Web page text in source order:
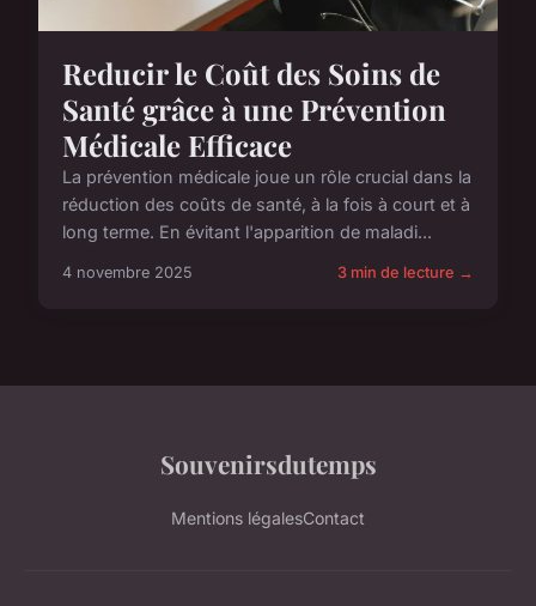
Reducir le Coût des Soins de
Santé grâce à une Prévention
Médicale Efficace
La prévention médicale joue un rôle crucial dans la
réduction des coûts de santé, à la fois à court et à
long terme. En évitant l'apparition de maladi...
4 novembre 2025 3 min de lecture →
Souvenirsdutemps
Mentions légalesContact